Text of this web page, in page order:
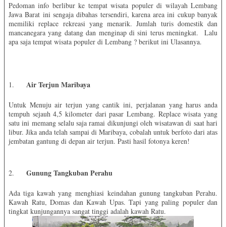
Pedoman info berlibur ke tempat wisata populer di wilayah Lembang
Jawa Barat ini sengaja dibahas tersendiri, karena area ini cukup banyak
memiliki replace rekreasi yang menarik. Jumlah turis domestik dan
mancanegara yang datang dan menginap di sini terus meningkat.
Lalu
apa saja tempat wisata populer di Lembang ? berikut ini Ulasannya.
1. Air Terjun Maribaya
Untuk Menuju air terjun yang cantik ini, perjalanan yang harus anda
tempuh sejauh 4,5 kilometer dari pasar Lembang. Replace wisata yang
satu ini memang selalu saja ramai dikunjungi oleh wisatawan di saat hari
libur. Jika anda telah sampai di Maribaya, cobalah untuk berfoto dari atas
jembatan gantung di depan air terjun. Pasti hasil fotonya keren!
2. GunungTangkuban Perahu
Ada tiga kawah yang menghiasi keindahan gunung tangkuban Perahu.
Kawah Ratu, Domas dan Kawah Upas. Tapi yang paling populer dan
tingkat kunjungannya sangat tinggi adalah kawah Ratu.